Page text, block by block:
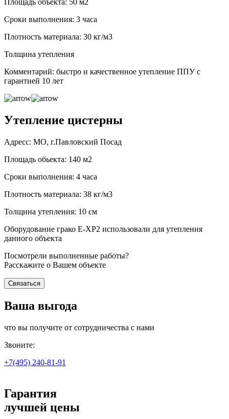
Площадь объекта: 50 м2
Сроки выполнения: 3 часа
Плотность материала: 30 кг/м3
Толщина утепления
Комментарий: быстро и качественное утепление ППУ с
гарантией 10 лет
Утепление цистерны
Адресс: МО, г.Павловский Посад
Площадь обьекта: 140 м2
Сроки выполнения: 4 часа
Плотность материала: 38 кг/м3
Толщина утепления: 10 см
Оборудование грако Е-ХР2 использовали для утепления
данного объекта
Посмотрели выполненные работы?
Расскажите о Вашем объекте
Связаться
Ваша выгода
что вы получите от сотрудничества с нами
Звоните:
+7(495) 240-81-91
Гарантия
лучшей цены